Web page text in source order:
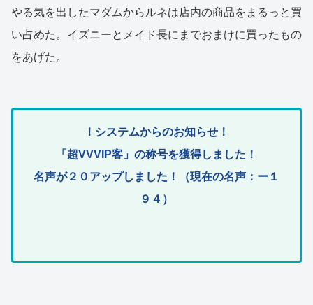
やる気を出したマダムからルネは店内の商品をまるっと買
い占めた。イズニーとメイド長にまでおまけに買ったもの
をあげた。
！システムからのお知らせ！
「超VVVIP客」の称号を獲得しました！
名声が２０アップしました！（現在の名声：ー１
９４）